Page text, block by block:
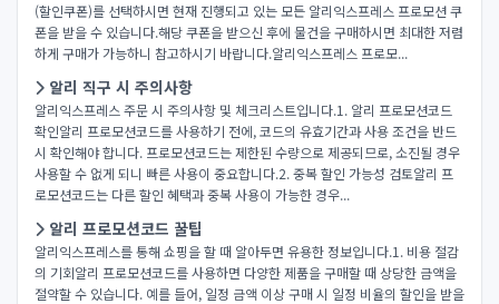
(할인쿠폰)를 선택하시면 현재 진행되고 있는 모든 알리익스프레스 프로모션 쿠
폰을 받을 수 있습니다.해당 쿠폰을 받으신 후에 물건을 구매하시면 최대한 저렴
하게 구매가 가능하니 참고하시기 바랍니다.알리익스프레스 프로모...
알리 직구 시 주의사항
알리익스프레스 주문 시 주의사항 및 체크리스트입니다.1. 알리 프로모션코드
확인알리 프로모션코드를 사용하기 전에, 코드의 유효기간과 사용 조건을 반드
시 확인해야 합니다. 프로모션코드는 제한된 수량으로 제공되므로, 소진될 경우
사용할 수 없게 되니 빠른 사용이 중요합니다.2. 중복 할인 가능성 검토알리 프
로모션코드는 다른 할인 혜택과 중복 사용이 가능한 경우...
알리 프로모션코드 꿀팁
알리익스프레스를 통해 쇼핑을 할 때 알아두면 유용한 정보입니다.1. 비용 절감
의 기회알리 프로모션코드를 사용하면 다양한 제품을 구매할 때 상당한 금액을
절약할 수 있습니다. 예를 들어, 일정 금액 이상 구매 시 일정 비율의 할인을 받을